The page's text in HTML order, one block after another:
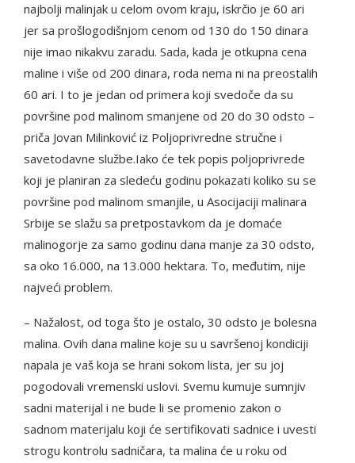
najbolji malinjak u celom ovom kraju, iskrčio je 60 ari
jer sa prošlogodišnjom cenom od 130 do 150 dinara
nije imao nikakvu zaradu. Sada, kada je otkupna cena
maline i više od 200 dinara, roda nema ni na preostalih
60 ari. I to je jedan od primera koji svedoče da su
površine pod malinom smanjene od 20 do 30 odsto –
priča Jovan Milinković iz Poljoprivredne stručne i
savetodavne službe.Iako će tek popis poljoprivrede
koji je planiran za sledeću godinu pokazati koliko su se
površine pod malinom smanjile, u Asocijaciji malinara
Srbije se slažu sa pretpostavkom da je domaće
malinogorje za samo godinu dana manje za 30 odsto,
sa oko 16.000, na 13.000 hektara. To, međutim, nije
najveći problem.
– Nažalost, od toga što je ostalo, 30 odsto je bolesna
malina. Ovih dana maline koje su u savršenoj kondiciji
napala je vaš koja se hrani sokom lista, jer su joj
pogodovali vremenski uslovi. Svemu kumuje sumnjiv
sadni materijal i ne bude li se promenio zakon o
sadnom materijalu koji će sertifikovati sadnice i uvesti
strogu kontrolu sadničara, ta malina će u roku od